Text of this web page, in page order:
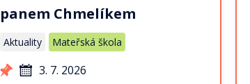
panem Chmelíkem
Aktuality Mateřská škola
3. 7. 2026